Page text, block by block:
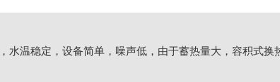
水温稳定，设备简单，噪声低，由于蓄热量大，容积式换